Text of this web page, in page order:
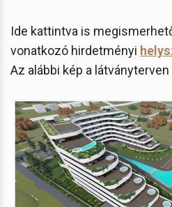
Ide kattintva is
vonatkozó hirdetményi
Az alábbi kép a látványterven